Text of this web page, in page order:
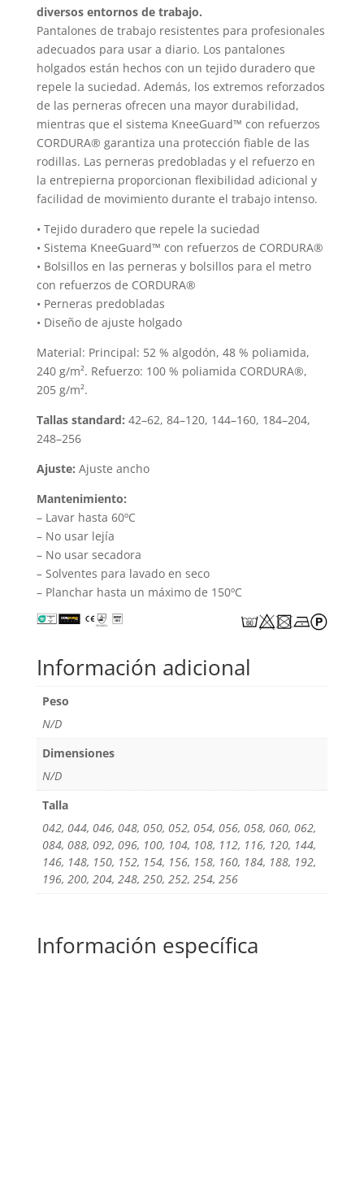
la
página
de
producto
diversos entornos de trabajo.
Pantalones de trabajo resistentes para profesionales
adecuados para usar a diario. Los pantalones
holgados están hechos con un tejido duradero que
repele la suciedad. Además, los extremos reforzados
de las perneras ofrecen una mayor durabilidad,
mientras que el sistema KneeGuard™ con refuerzos
CORDURA® garantiza una protección fiable de las
rodillas. Las perneras predobladas y el refuerzo en
la entrepierna proporcionan flexibilidad adicional y
facilidad de movimiento durante el trabajo intenso.
• Tejido duradero que repele la suciedad
• Sistema KneeGuard™ con refuerzos de CORDURA®
• Bolsillos en las perneras y bolsillos para el metro
con refuerzos de CORDURA®
• Perneras predobladas
• Diseño de ajuste holgado
Material: Principal: 52 % algodón, 48 % poliamida,
240 g/m². Refuerzo: 100 % poliamida CORDURA®,
205 g/m².
Tallas standard: 42–62, 84–120, 144–160, 184–204,
248–256
Ajuste: Ajuste ancho
Mantenimiento:
– Lavar hasta 60ºC
– No usar lejía
– No usar secadora
– Solventes para lavado en seco
– Planchar hasta un máximo de 150ºC
Información adicional
Peso
N/D
Dimensiones
N/D
Talla
042, 044, 046, 048, 050, 052, 054, 056, 058, 060, 062,
084, 088, 092, 096, 100, 104, 108, 112, 116, 120, 144,
146, 148, 150, 152, 154, 156, 158, 160, 184, 188, 192,
196, 200, 204, 248, 250, 252, 254, 256
Información específica